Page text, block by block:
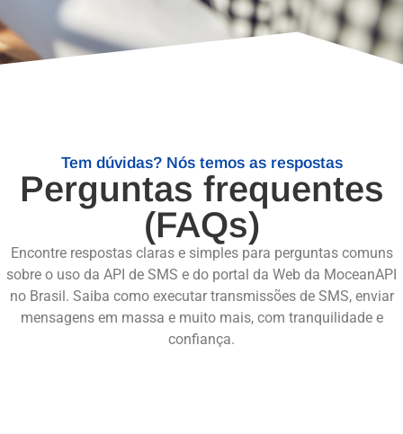
Tem dúvidas? Nós temos as respostas
Perguntas frequentes
(FAQs)
Encontre respostas claras e simples para perguntas comuns
sobre o uso da API de SMS e do portal da Web da MoceanAPI
no Brasil. Saiba como executar transmissões de SMS, enviar
mensagens em massa e muito mais, com tranquilidade e
confiança.